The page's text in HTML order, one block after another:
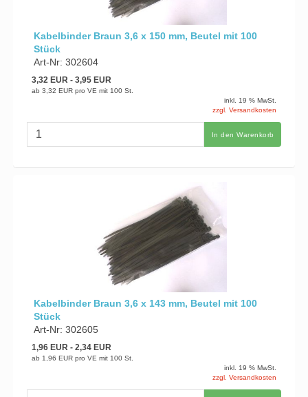
Kabelbinder Braun 3,6 x 150 mm, Beutel mit 100
Stück
Art-Nr: 302604
3,32 EUR- 3,95 EUR
ab 3,32 EUR pro VE mit 100 St.
inkl. 19 % MwSt.
zzgl. Versandkosten
In den Warenkorb
Kabelbinder Braun 3,6 x 143 mm, Beutel mit 100
Stück
Art-Nr: 302605
1,96 EUR- 2,34 EUR
ab 1,96 EUR pro VE mit 100 St.
inkl. 19 % MwSt.
zzgl. Versandkosten